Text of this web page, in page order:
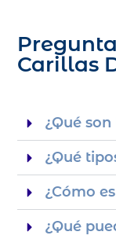
Carillas
¿Qué
¿Qué
¿Cómo
¿Qué